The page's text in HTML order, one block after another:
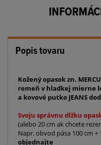
Popis tovaru
Kožený opasok zn.
remeň v hladkej mierne
a kovové putko JEANS
Svoju správnu dlžku
(alebo 20 cm ak chcete
Napr. obvod pása 100 cm +
objednajte